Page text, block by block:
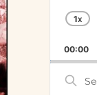
1X
00:00
Search